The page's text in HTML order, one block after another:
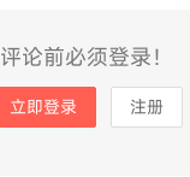
评论前必须登录！
立即登录 注册